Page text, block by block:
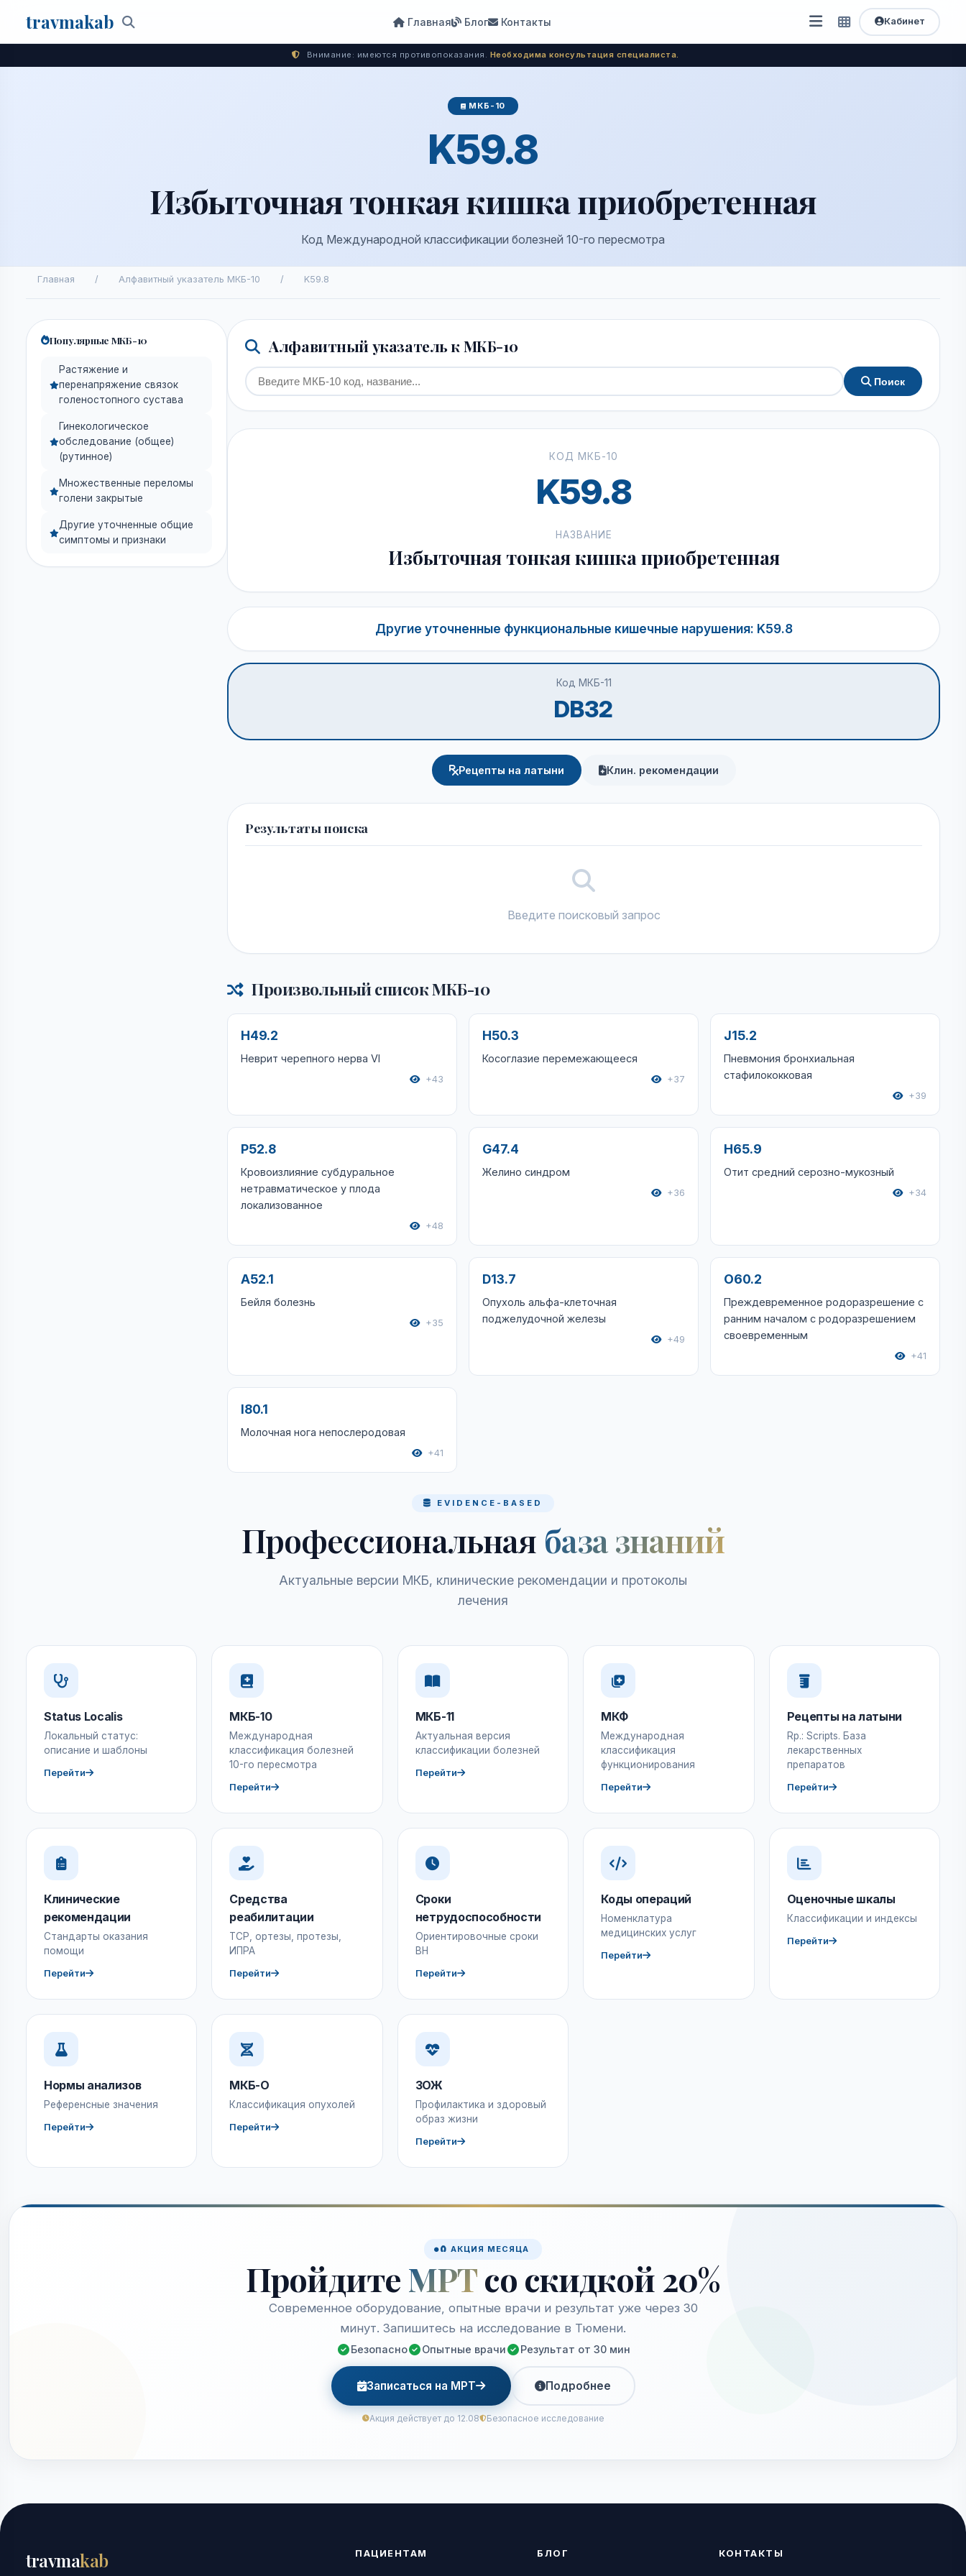
travmakab Поиск
Главная Блог Контакты
Открыть
меню
Быстрый
доступ
Кабинет
Внимание: имеются противопоказания. Необходима консультация специалиста.
МКБ-10
K59.8
Избыточная тонкая кишка приобретенная
Код Международной классификации болезней 10-го пересмотра
Главная / Алфавитный указатель МКБ-10 / K59.8
Популярные МКБ-10
Растяжение и
перенапряжение связок
голеностопного сустава
Гинекологическое
обследование (общее)
(рутинное)
Множественные переломы
голени закрытые
Другие уточненные общие
симптомы и признаки
Алфавитный указатель к МКБ-10
Поиск
КОД МКБ-10
K59.8
НАЗВАНИЕ
Избыточная тонкая кишка приобретенная
Другие уточненные функциональные кишечные нарушения: K59.8
Код МКБ-11
DB32
Рецепты на латыни Клин. рекомендации
Результаты поиска
Введите поисковый запрос
Произвольный список МКБ-10
H49.2
Неврит черепного нерва VI
+43
H50.3
Косоглазие перемежающееся
+37
J15.2
Пневмония бронхиальная
стафилококковая
+39
P52.8
Кровоизлияние субдуральное
нетравматическое у плода
локализованное
+48
G47.4
Желино синдром
+36
H65.9
Отит средний серозно-мукозный
+34
A52.1
Бейля болезнь
+35
D13.7
Опухоль альфа-клеточная
поджелудочной железы
+49
O60.2
Преждевременное родоразрешение с
ранним началом с родоразрешением
своевременным
+41
I80.1
Молочная нога непослеродовая
+41
EVIDENCE-BASED
Профессиональная база знаний
Актуальные версии МКБ, клинические рекомендации и протоколы
лечения
Status Localis
Локальный статус:
описание и шаблоны
Перейти
МКБ-10
Международная
классификация болезней
10-го пересмотра
Перейти
МКБ-11
Актуальная версия
классификации болезней
Перейти
МКФ
Международная
классификация
функционирования
Перейти
Рецепты на латыни
Rp.: Scripts. База
лекарственных
препаратов
Перейти
Клинические
рекомендации
Стандарты оказания
помощи
Перейти
Средства
реабилитации
ТСР, ортезы, протезы,
ИПРА
Перейти
Сроки
нетрудоспособности
Ориентировочные сроки
ВН
Перейти
Коды операций
Номенклатура
медицинских услуг
Перейти
Оценочные шкалы
Классификации и индексы
Перейти
Нормы анализов
Референсные значения
Перейти
МКБ-О
Классификация опухолей
Перейти
ЗОЖ
Профилактика и здоровый
образ жизни
Перейти
🧲 АКЦИЯ МЕСЯЦА
Пройдите МРТсо скидкой 20%
Современное оборудование, опытные врачи и результат уже через 30
минут. Запишитесь на исследование в Тюмени.
Безопасно Опытные врачи Результат от 30 мин
Записаться на МРТ Подробнее
Акция действует до 12.08 Безопасное исследование
travmakab ПАЦИЕНТАМ БЛОГ КОНТАКТЫ